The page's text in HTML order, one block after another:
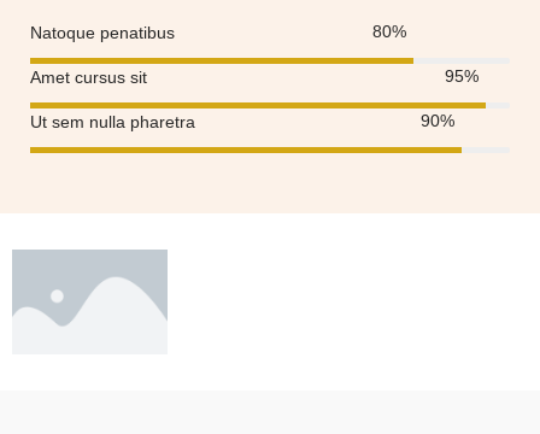
80%
Natoque penatibus
95%
Amet cursus sit
90%
Ut sem nulla pharetra